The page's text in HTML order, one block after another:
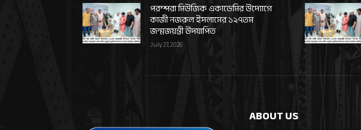
পরম্পরা মিউজিক একাডেমির উদ্যোগে
কাজী নজরুল ইসলামের ১২৭তম
জন্মজয়ন্তী উদযাপিত
July 27, 2026
ABOUT US